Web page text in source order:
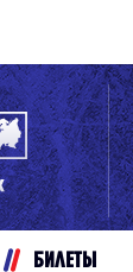
БИЛЕТЫ